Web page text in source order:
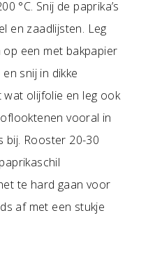
°C. Snij de paprika’s
en zaadlijsten. Leg
een met bakpapier
snij in dikke
wat olijfolie en leg ook
vooral in
bij. Rooster 20-30
te hard gaan voor
af met een stukje